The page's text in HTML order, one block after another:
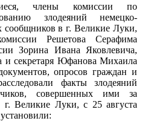
члены комиссии по
злодеяний немецко-
со­общников в г. Великие Луки,
Решетова Серафима
Зорина Ивана Яковлевича,
и секретаря Юфанова Михаила
опросов граждан и
факты злодеяний
совершенных ими за
Великие Луки, с 25 августа